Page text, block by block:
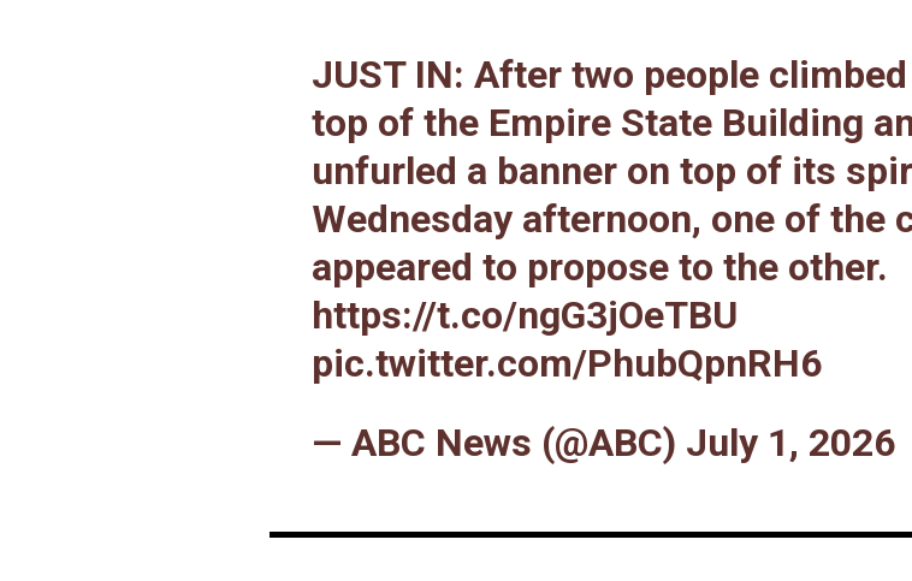
JUST IN: After two people
top of the Empire State Building
unfurled a banner on top of its
Wednesday afternoon, one of the
appeared to propose to the other.
https://t.co/ngG3jOeTBU
pic.twitter.com/PhubQpnRH6
— ABC News (@ABC) July 1, 2026